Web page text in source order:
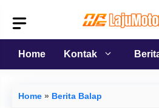
isi
Home
Kontak
Home » Berita Balap